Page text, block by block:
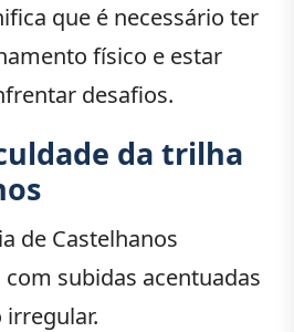
que é necessário ter
físico e estar
desafios.
da trilha
de Castelhanos
subidas acentuadas
irregular.